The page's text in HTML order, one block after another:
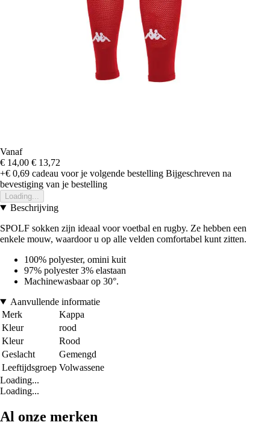
Vanaf
€ 14,00 € 13,72
+€ 0,69 cadeau voor je volgende bestelling Bijgeschreven na
bevestiging van je bestelling
Loading...
Beschrijving
SPOLF sokken zijn ideaal voor voetbal en rugby. Ze hebben een
enkele mouw, waardoor u op alle velden comfortabel kunt zitten.
100% polyester, omini kuit
97% polyester 3% elastaan
Machinewasbaar op 30°.
Aanvullende informatie
Merk
Kappa
Kleur
rood
Kleur
Rood
Geslacht
Gemengd
Leeftijdsgroep Volwassene
Loading...
Loading...
Al onze merken